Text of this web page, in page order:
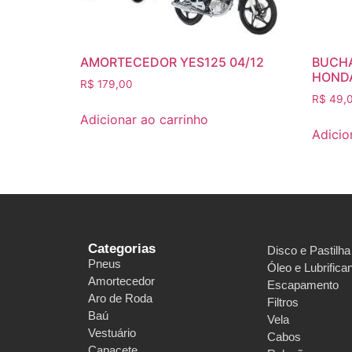
AMORTECEDOR YES125 04/12
R$ 179,00
Adicionar ao carrinho
R$
Categorias
Pneus
Amortecedor
Aro de Roda
Baú
Vestuário
Disco e Pastilha
Óleo e
Escapamento
Filtros
Vela
Cabos